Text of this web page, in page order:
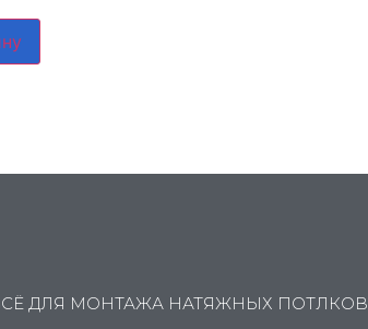
ДЛЯ МОНТАЖА НАТЯЖНЫХ ПОТЛКОВ